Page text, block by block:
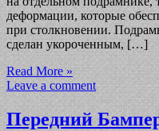
деформации, которые
при столкновении.
сделан укороченным, […]
Read More »
Leave a comment
Передний